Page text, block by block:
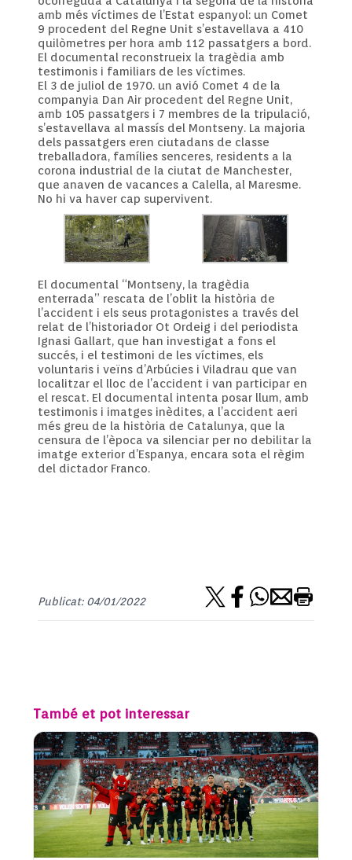
amb més víctimes de l’Estat espanyol: un Comet
9 procedent del Regne Unit s’estavellava a 410
quilòmetres per hora amb 112 passatgers a bord.
El documental reconstrueix la tragèdia amb
testimonis i familiars de les víctimes.
El 3 de juliol de 1970. un avió Comet 4 de la
companyia Dan Air procedent del Regne Unit,
amb 105 passatgers i 7 membres de la tripulació,
s’estavellava al massís del Montseny. La majoria
dels passatgers eren ciutadans de classe
treballadora, famílies senceres, residents a la
corona industrial de la ciutat de Manchester,
que anaven de vacances a Calella, al Maresme.
No hi va haver cap supervivent.
El documental “Montseny, la tragèdia
enterrada” rescata de l’oblit la història de
l’accident i els seus protagonistes a través del
relat de l’historiador Ot Ordeig i del periodista
Ignasi Gallart, que han investigat a fons el
succés, i el testimoni de les víctimes, els
voluntaris i veïns d’Arbúcies i Viladrau que van
localitzar el lloc de l’accident i van participar en
el rescat. El documental intenta posar llum, amb
testimonis i imatges inèdites, a l’accident aeri
més greu de la història de Catalunya, que la
censura de l’època va silenciar per no debilitar la
imatge exterior d’Espanya, encara sota el règim
del dictador Franco.
Publicat: 04/01/2022
També et pot interessar